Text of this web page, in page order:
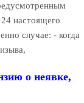
настоящего
случае: - когда
о неявке,